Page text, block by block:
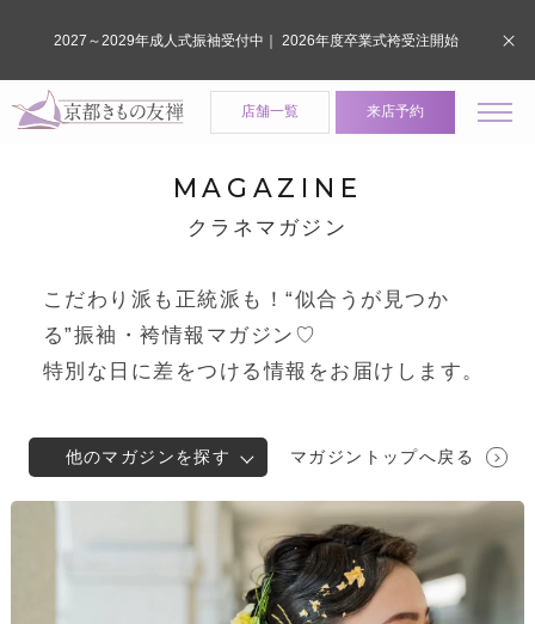
店舗一覧 来店予約
MAGAZINE
クラネマガジン
こだわり派も正統派も！“似合うが見つか
る”振袖・袴情報マガジン♡
特別な日に差をつける情報をお届けします。
他のマガジンを探す マガジントップへ戻る
2027～2029年成人式振袖受付中｜ 2026年度卒業式袴受注開始